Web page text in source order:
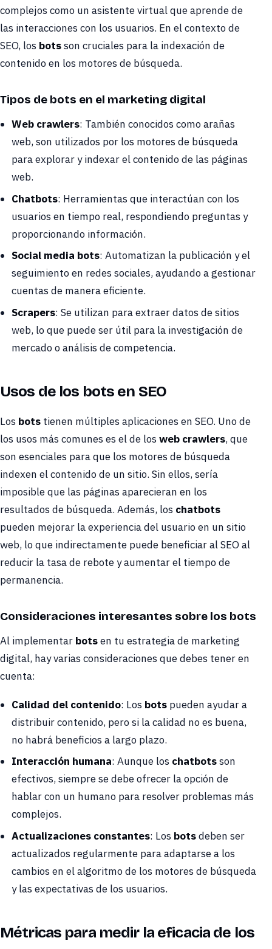
complejos como un asistente virtual que aprende de
las interacciones con los usuarios. En el contexto de
SEO, los botsson cruciales para la indexación de
contenido en los motores de búsqueda.
Tipos de bots en el marketing digital
Web crawlers: También conocidos como arañas
web, son utilizados por los motores de búsqueda
para explorar y indexar el contenido de las páginas
web.
Chatbots: Herramientas que interactúan con los
usuarios en tiempo real, respondiendo preguntas y
proporcionando información.
Social media bots: Automatizan la publicación y el
seguimiento en redes sociales, ayudando a gestionar
cuentas de manera eficiente.
Scrapers: Se utilizan para extraer datos de sitios
web, lo que puede ser útil para la investigación de
mercado o análisis de competencia.
Usos de los bots en SEO
Los bots tienen múltiples aplicaciones en SEO. Uno de
los usos más comunes es el de losweb crawlers, que
son esenciales para que los motores de búsqueda
indexen el contenido de un sitio. Sin ellos, sería
imposible que las páginas aparecieran en los
resultados de búsqueda. Además, los chatbots
pueden mejorar la experiencia del usuario en un sitio
web, lo que indirectamente puede beneficiar al SEO al
reducir la tasa de rebote y aumentar el tiempo de
permanencia.
Consideraciones interesantes sobre los bots
Al implementar botsen tu estrategia de marketing
digital, hay varias consideraciones que debes tener en
cuenta:
Calidad del contenido: Los bots pueden ayudar a
distribuir contenido, pero si la calidad no es buena,
no habrá beneficios a largo plazo.
Interacción humana: Aunque los chatbotsson
efectivos, siempre se debe ofrecer la opción de
hablar con un humano para resolver problemas más
complejos.
Actualizaciones constantes: Los botsdeben ser
actualizados regularmente para adaptarse a los
cambios en el algoritmo de los motores de búsqueda
y las expectativas de los usuarios.
Métricas para medir la eficacia de los